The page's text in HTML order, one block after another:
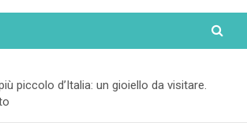
piccolo d’Italia: un gioiello da visitare.